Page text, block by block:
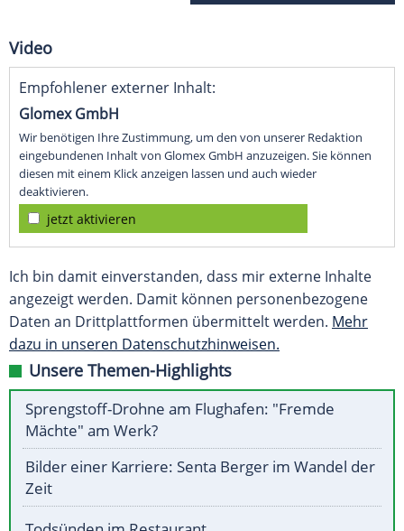
Video
Empfohlener externer Inhalt:
Glomex GmbH
Wir benötigen Ihre Zustimmung, um den von unserer Redaktion
eingebundenen Inhalt von Glomex GmbH anzuzeigen. Sie können
diesen mit einem Klick anzeigen lassen und auch wieder
deaktivieren.
jetzt aktivieren
Ich bin damit einverstanden, dass mir externe Inhalte
angezeigt werden. Damit können personenbezogene
Daten an Drittplattformen übermittelt werden. Mehr
dazu in unseren Datenschutzhinweisen.
Unsere Themen-Highlights
Sprengstoff-Drohne am Flughafen: "Fremde
Mächte" am Werk?
Bilder einer Karriere: Senta Berger im Wandel der
Zeit